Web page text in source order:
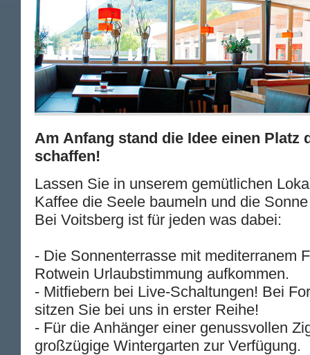
Am Anfang stand die Idee einen Platz
schaffen!
Lassen Sie in unserem gemütlichen
Kaffee die Seele baumeln und die
Bei Voitsberg ist für jeden was dabei:
- Die Sonnenterrasse mit mediterranem
Rotwein Urlaubstimmung aufkommen.
- Mitfiebern bei Live-Schaltungen! Bei
sitzen Sie bei uns in erster Reihe!
- Für die Anhänger einer genussvollen
großzügige Wintergarten zur Verfügung.